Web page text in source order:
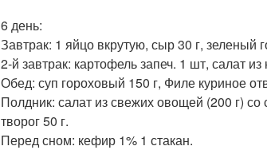
6 день:
Завтрак: 1 яйцо вкрутую, сыр 30 г, зеленый
2-й завтрак: картофель запеч. 1 шт, салат
Обед: суп гороховый 150 г, Филе куриное
Полдник: салат из свежих овощей (200 г) со
творог 50 г.
Перед сном: кефир 1% 1 стакан.